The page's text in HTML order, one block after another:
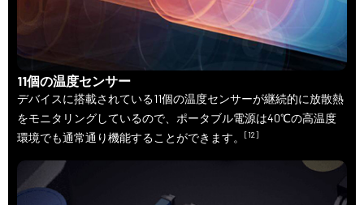
11個の温度センサー
デバイスに搭載されている11個の温度センサーが継続的に放散熱
をモニタリングしているので、ポータブル電源は40℃の高温度
環境でも通常通り機能することができます。
[12]